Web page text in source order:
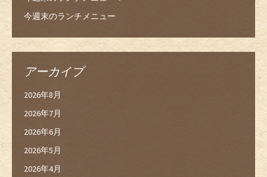
今週末のランチメニュー
アーカイブ
2026年8月
2026年7月
2026年6月
2026年5月
2026年4月